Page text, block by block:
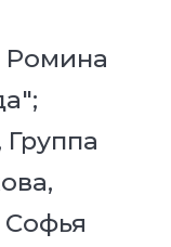
Ромина